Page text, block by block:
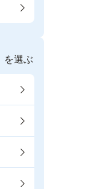
を選ぶ